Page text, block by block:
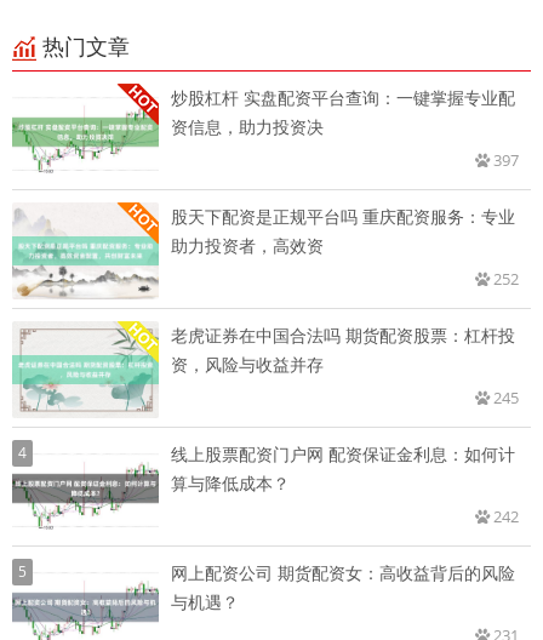
热门文章
炒股杠杆 实盘配资平台查询：一键掌握专业配
资信息，助力投资决
397
股天下配资是正规平台吗 重庆配资服务：专业
助力投资者，高效资
252
老虎证券在中国合法吗 期货配资股票：杠杆投
资，风险与收益并存
245
4
线上股票配资门户网 配资保证金利息：如何计
算与降低成本？
242
5
网上配资公司 期货配资女：高收益背后的风险
与机遇？
231